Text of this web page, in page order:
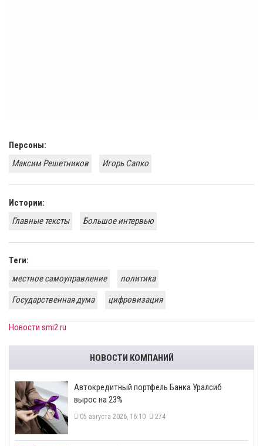
Персоны:
Максим Решетников
Игорь Сапко
Истории:
Главные тексты
Большое интервью
Теги:
местное самоуправление
политика
Государственная дума
цифровизация
Новости smi2.ru
НОВОСТИ КОМПАНИЙ
​Автокредитный портфель Банка Уралсиб
вырос на 23%
05 августа 2026, 16:10 274